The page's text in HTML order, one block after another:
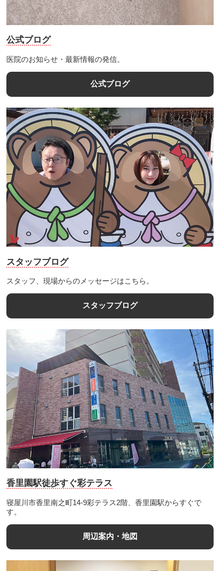
公式ブログ
医院のお知らせ・最新情報の発信。
公式ブログ
スタッフブログ
スタッフ、現場からのメッセージはこちら。
スタッフブログ
香里園駅徒歩すぐ彩テラス
寝屋川市香里南之町14-9彩テラス2階、香里園駅からすぐで
す。
周辺案内・地図